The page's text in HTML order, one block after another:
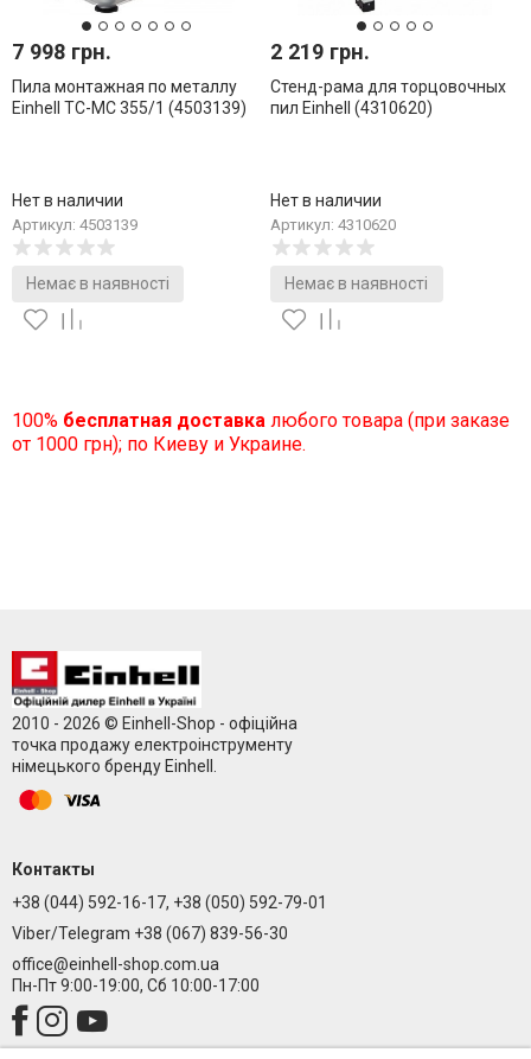
7 998 грн.
Пила монтажная по металлу
Einhell TC-MC 355/1 (4503139)
Нет в наличии
Артикул: 4503139
Немає в наявності
2 219 грн.
Стенд-рама для торцовочных
пил Einhell (4310620)
Нет в наличии
Артикул: 4310620
Немає в наявності
100% бесплатная доставкалюбого товара (при заказе
от 1000 грн); по Киеву и Украине.
2010 - 2026 © Einhell-Shop - офіційна
точка продажу електроінструменту
німецького бренду Einhell.
Контакты
+38 (044) 592-16-17, +38 (050) 592-79-01
Viber/Telegram +38 (067) 839-56-30
office@einhell-shop.com.ua
Пн-Пт 9:00-19:00, Сб 10:00-17:00